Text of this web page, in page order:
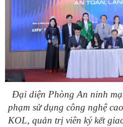
Đại diện Phòng An ninh
phạm sử dụng công nghệ
KOL, quản trị viên ký kết